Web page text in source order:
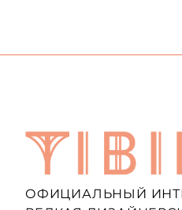
ОФИЦИАЛЬНЫЙ